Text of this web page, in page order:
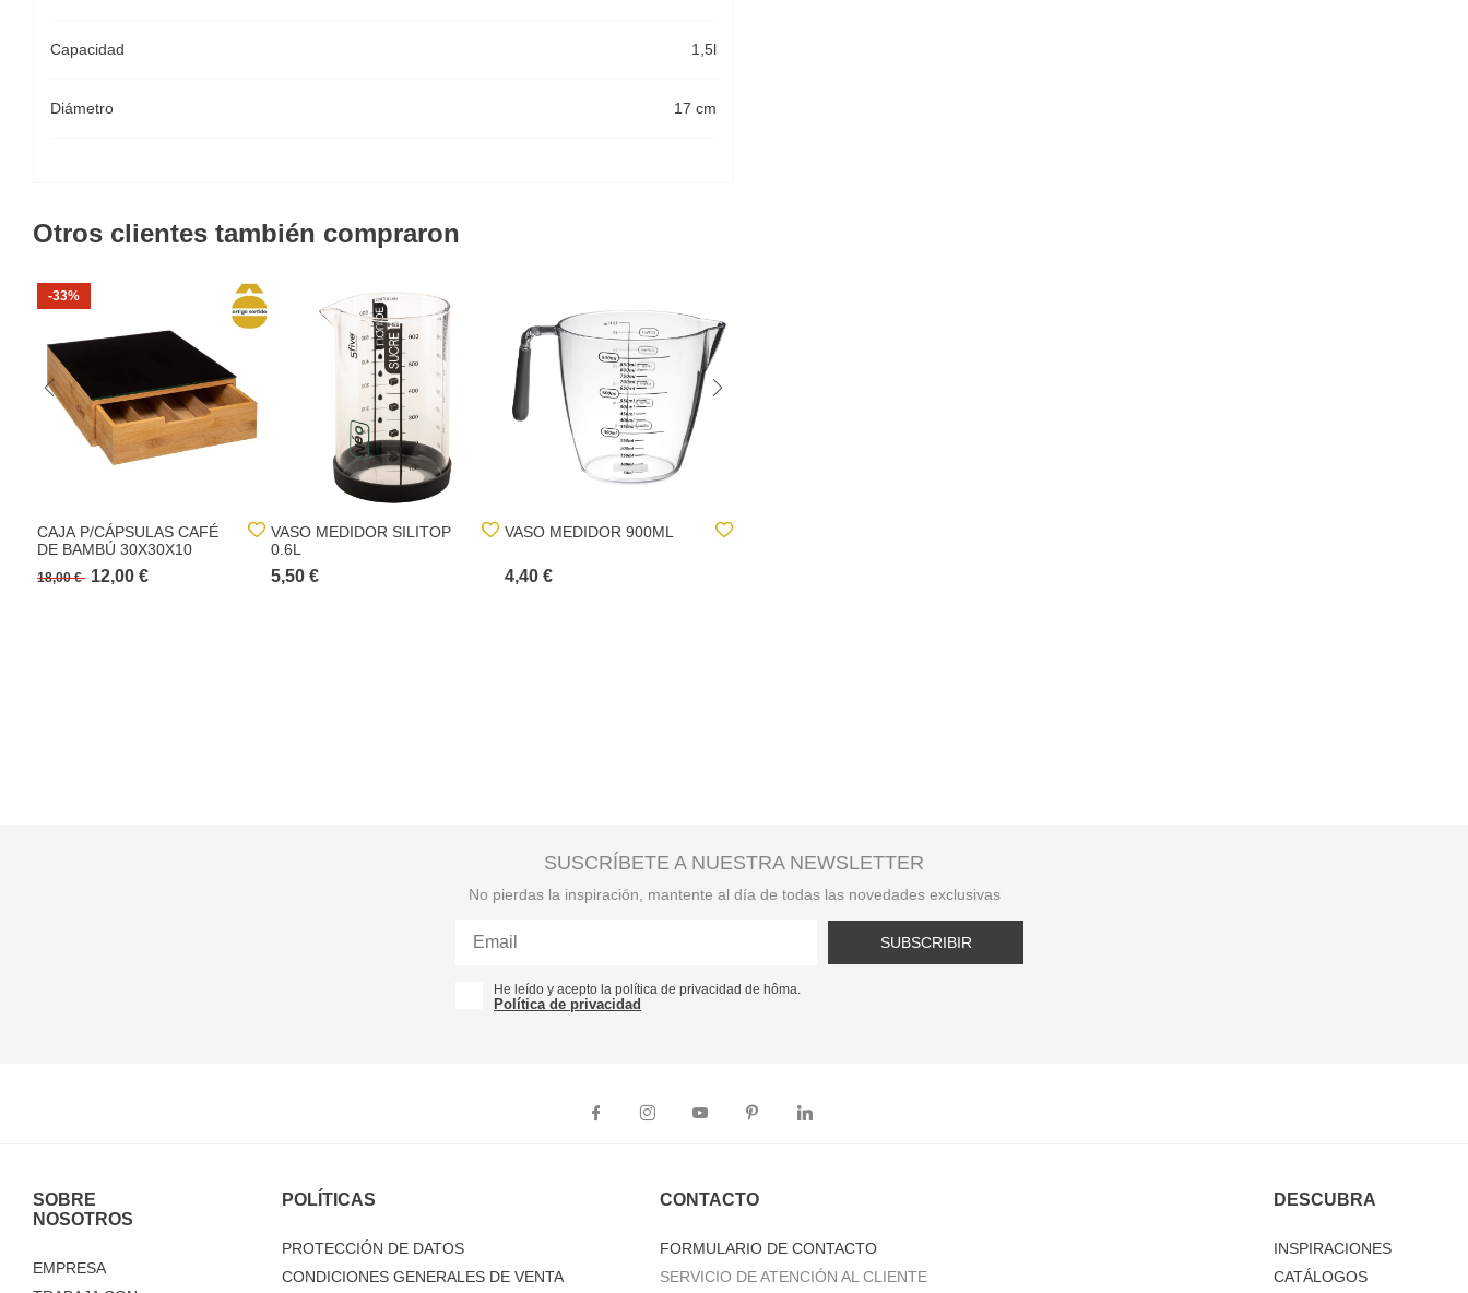
Capacidad 1,5l
Diámetro 17 cm
Otros clientes también compraron
-33%
CAJA P/CÁPSULAS CAFÉ
DE BAMBÚ 30X30X10
18,00 € 12,00 €
VASO MEDIDOR SILITOP
0.6L
5,50 €
VASO MEDIDOR 900ML
4,40 €
SUSCRÍBETE A NUESTRA NEWSLETTER
No pierdas la inspiración, mantente al día de todas las novedades exclusivas
SUBSCRIBIR
He leído y acepto la política de privacidad de hôma.
Política de privacidad
SOBRE
NOSOTROS
EMPRESA
POLÍTICAS
PROTECCIÓN DE DATOS
CONDICIONES GENERALES DE VENTA
CONTACTO
FORMULARIO DE CONTACTO
SERVICIO DE ATENCIÓN AL CLIENTE
DESCUBRA
INSPIRACIONES
CATÁLOGOS